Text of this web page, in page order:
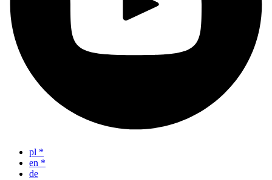
pl *
en *
de